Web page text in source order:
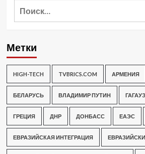
Метки
HIGH-TECH TVBRICS.COM АРМЕНИЯ
БЕЛАРУСЬ ВЛАДИМИР ПУТИН
ГРЕЦИЯ ДНР ДОНБАСС ЕАЭС
ЕВРАЗИЙСКАЯ ИНТЕГРАЦИЯ